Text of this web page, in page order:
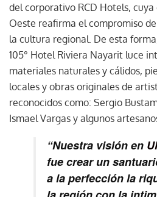
del corporativo RCD Hotels,
Oeste reafirma el compromiso
la cultura regional. De esta
105° Hotel Riviera Nayarit luce
materiales naturales y cálidos,
locales y obras originales de
reconocidos como: Sergio
Ismael Vargas y algunos
“Nuestra visión en
fue crear un
a la perfección la